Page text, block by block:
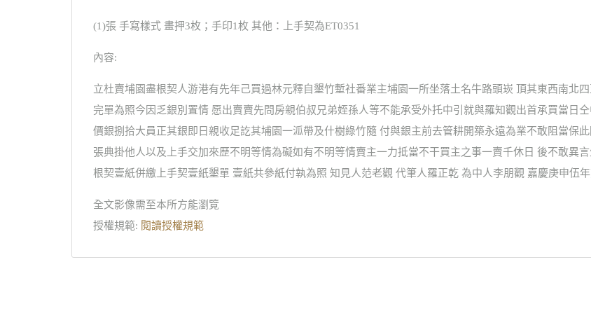
(1)張 手寫樣式 畫押3枚；手印1枚 其他：上手契為ET0351
內容:
立杜賣埔園盡根契人游港有先年己買過林元釋自墾竹塹社番業主埔園一所坐落土名牛路頭崁 頂其東西南北
完單為照今因乏銀別置情 愿出賣賣先問房親伯叔兄弟姪孫人等不能承受外托中引就與羅知觀出首承買當日
價銀捌拾大員正其銀即日親收足訖其埔園一泒帶及什樹綠竹隨 付與銀主前去管耕開築永遠為業不敢阻當保
張典掛他人以及上手交加來歷不明等情為礙如有不明等情賣主一力抵當不干買主之事一賣千休日 後不敢異
根契壹紙併繳上手契壹紙墾單 壹紙共參紙付執為照 知見人范老觀 代筆人羅正乾 為中人李朋觀 嘉慶庚申伍
全文影像需至本所方能瀏覽
授權規範: 閱讀授權規範